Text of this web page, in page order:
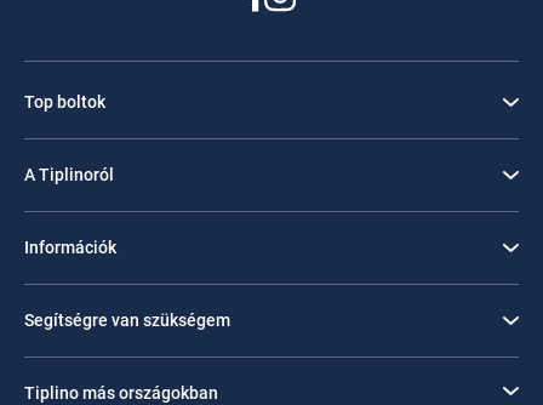
Top boltok
A Tiplinoról
Információk
Segítségre van szükségem
Tiplino más országokban